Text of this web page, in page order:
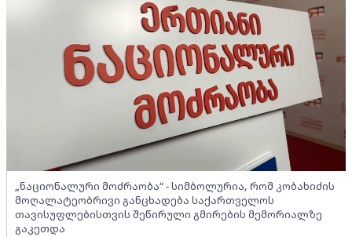
„ნაციონალური მოძრაობა“ - სიმბოლურია, რომ კობახიძის
მოღალატეობრივი განცხადება საქართველოს
თავისუფლებისთვის შეწირული გმირების მემორიალზე
გაკეთდა